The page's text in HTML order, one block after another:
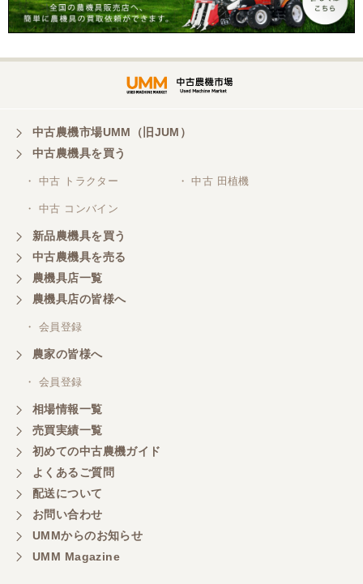
こちらの、対応、も、よくして、くれました。
対応も、よくしてくれました、有難うございまし
三重県／山本
対応ありがとうございました。
三重県／山本
共立シュレッターを受け取りました。 状態は問題な
く、エンジンも調子がよさそうです。 ありがとうご
ざいました。
三重県／
嫌な顔をせずに一生懸命頑張ってくれる中山さんに
感謝しています。ここで3台買いましたが、これから
もよろしくお願いしたいです。
三重県／
初めてコンバインを買いに行ったのですが、とても
明るい方に担当していただき細かく説明して下さっ
てとても嬉しかったです。
中古農機市場UMM（旧JUM）
中古農機具を買う
・ 中古 トラクター ・ 中古 田植機
・ 中古 コンバイン
新品農機具を買う
中古農機具を売る
農機具店一覧
農機具店の皆様へ
・ 会員登録
農家の皆様へ
・ 会員登録
相場情報一覧
売買実績一覧
初めての中古農機ガイド
よくあるご質問
配送について
お問い合わせ
UMMからのお知らせ
UMM Magazine